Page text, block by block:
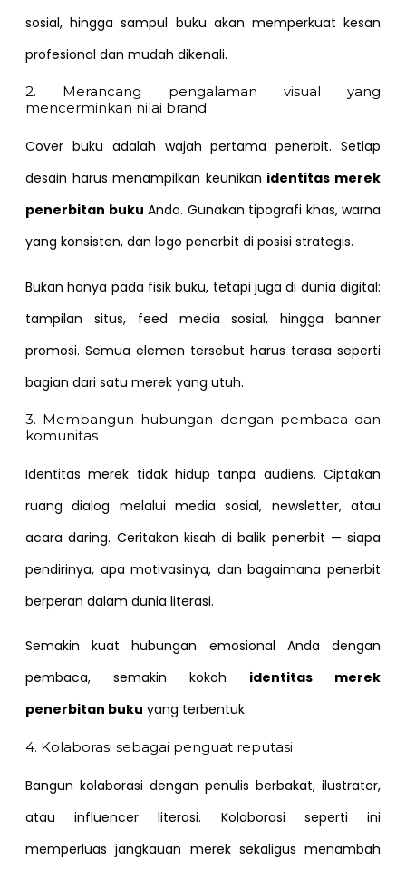
sosial, hingga sampul buku akan memperkuat kesan
profesional dan mudah dikenali.
2. Merancang pengalaman visual yang
mencerminkan nilai brand
Cover buku adalah wajah pertama penerbit. Setiap
desain harus menampilkan keunikan identitas merek
penerbitan buku Anda. Gunakan tipografi khas, warna
yang konsisten, dan logo penerbit di posisi strategis.
Bukan hanya pada fisik buku, tetapi juga di dunia digital:
tampilan situs, feed media sosial, hingga banner
promosi. Semua elemen tersebut harus terasa seperti
bagian dari satu merek yang utuh.
3. Membangun hubungan dengan pembaca dan
komunitas
Identitas merek tidak hidup tanpa audiens. Ciptakan
ruang dialog melalui media sosial, newsletter, atau
acara daring. Ceritakan kisah di balik penerbit — siapa
pendirinya, apa motivasinya, dan bagaimana penerbit
berperan dalam dunia literasi.
Semakin kuat hubungan emosional Anda dengan
pembaca, semakin kokoh identitas merek
penerbitan buku yang terbentuk.
4. Kolaborasi sebagai penguat reputasi
Bangun kolaborasi dengan penulis berbakat, ilustrator,
atau influencer literasi. Kolaborasi seperti ini
memperluas jangkauan merek sekaligus menambah